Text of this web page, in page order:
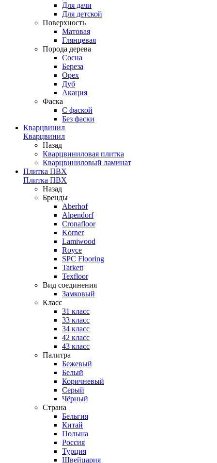
Для дачи
Для детской
Поверхность
Матовая
Глянцевая
Порода дерева
Сосна
Береза
Орех
Дуб
Акация
Фаска
С фаской
Без фаски
Кварцвинил
Кварцвинил
Назад
Кварцвиниловая плитка
Кварцвиниловый ламинат
Плитка ПВХ
Плитка ПВХ
Назад
Бренды
Aberhof
Alpendorf
Cronafloor
Korner
Lamiwood
Royce
SPC Flooring
Tarkett
Texfloor
Вид соединения
Замковый
Класс
31 класс
33 класс
34 класс
42 класс
43 класс
Палитра
Бежевый
Белый
Коричневый
Серый
Чёрный
Страна
Бельгия
Китай
Польша
Россия
Турция
Швейцария